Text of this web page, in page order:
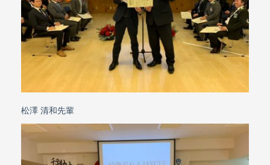
松澤 清和先輩